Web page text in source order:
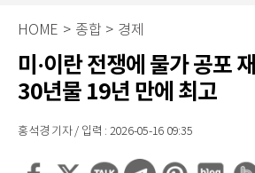
HOME > 종합 > 경제
미·이란 전쟁에 물가 공포
30년물 19년 만에 최고
홍석경 기자 / 입력 : 2026-05-16 09:35